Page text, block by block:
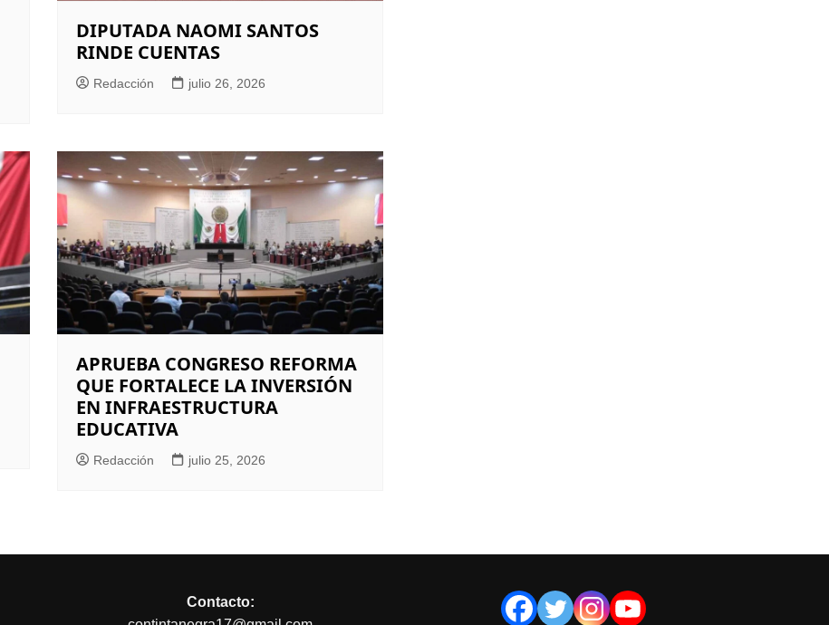
DIPUTADA NAOMI SANTOS
RINDE CUENTAS
Redacción julio 26, 2026
APRUEBA CONGRESO REFORMA
QUE FORTALECE LA INVERSIÓN
EN INFRAESTRUCTURA
EDUCATIVA
Redacción julio 25, 2026
Contacto: